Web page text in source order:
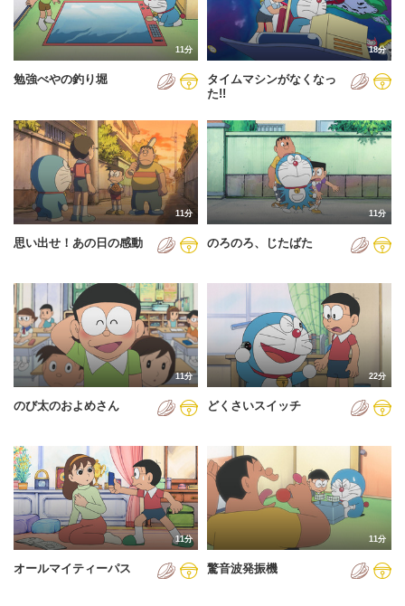
配信が新しい順
あいうえお順(降順)
動画が長い順
動画が短い順
2006年
2007年
2008年
2011年
2012年
2013年
2014年
2015年
2016年
2017年
2019年
2020年
2021年
2022年
誕生日スペシャル
11分
勉強べやの釣り堀
18分
タイムマシンがなくなっ
た!!
11分
思い出せ！あの日の感動
11分
のろのろ、じたばた
11分
のび太のおよめさん
22分
どくさいスイッチ
11分
オールマイティーパス
11分
驚音波発振機